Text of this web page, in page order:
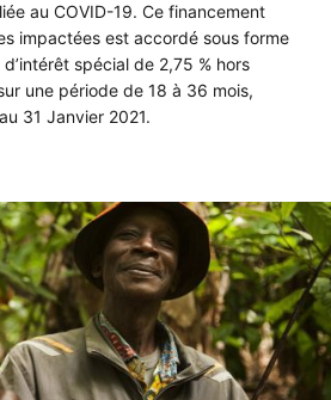
au COVID-19. Ce financement
impactées est accordé sous forme
spécial de 2,75 % hors
une période de 18 à 36 mois,
31 Janvier 2021.